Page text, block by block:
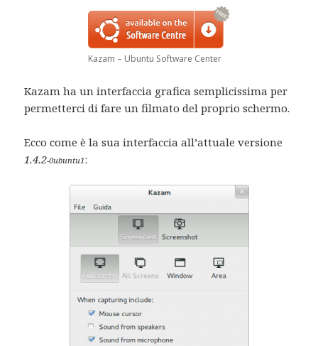
Kazam – Ubuntu Software Center
Kazam ha un interfaccia grafica semplicissima per
permetterci di fare un filmato del proprio schermo.
Ecco come è la sua interfaccia all’attuale versione
1.4.2-0ubuntu1: